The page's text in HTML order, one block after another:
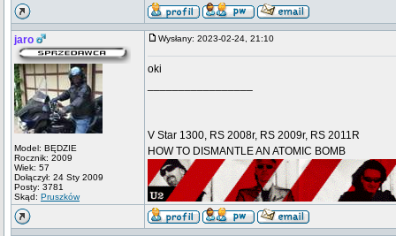
jaro
Model: BĘDZIE
Rocznik: 2009
Wiek: 57
Dołączył: 24 Sty 2009
Posty: 3781
Skąd: Pruszków
Wysłany: 2023-02-24, 21:10
oki
V Star 1300, RS 2008r, RS 2009r, RS 2011R
HOW TO DISMANTLE AN ATOMIC BOMB